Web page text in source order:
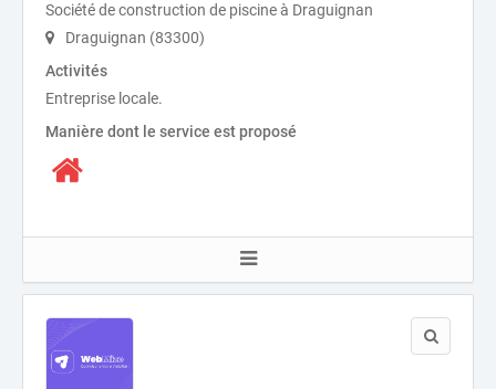
Société de construction de piscine à Draguignan
Draguignan (83300)
Activités
Entreprise locale.
Manière dont le service est proposé